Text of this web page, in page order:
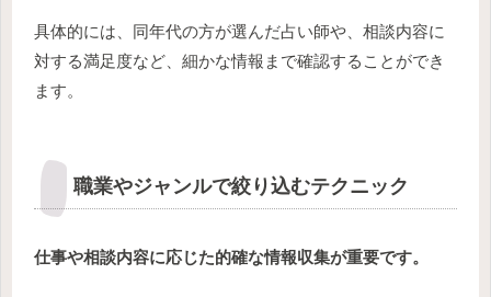
具体的には、同年代の方が選んだ占い師や、相談内容に
対する満足度など、細かな情報まで確認することができ
ます。
職業やジャンルで絞り込むテクニック
仕事や相談内容に応じた的確な情報収集が重要です。